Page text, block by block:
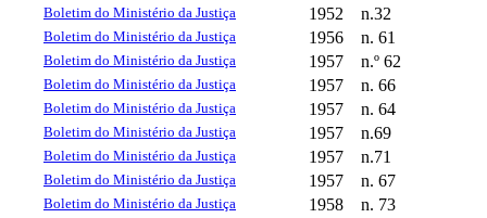
Boletim do Ministério da Justiça 1952 n.32
Boletim do Ministério da Justiça 1956 n. 61
Boletim do Ministério da Justiça 1957 n.º 62
Boletim do Ministério da Justiça 1957 n. 66
Boletim do Ministério da Justiça 1957 n. 64
Boletim do Ministério da Justiça 1957 n.69
Boletim do Ministério da Justiça 1957 n.71
Boletim do Ministério da Justiça 1957 n. 67
Boletim do Ministério da Justiça 1958 n. 73